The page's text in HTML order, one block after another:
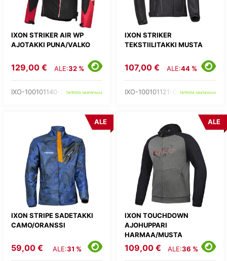
IXON STRIKER AIR WP
AJOTAKKI PUNA/VALKO
129,00 € ALE:32 %
IXO-100101140-27-tarkista saatavuus
IXON STRIKER
TEKSTIILITAKKI MUSTA
107,00 € ALE:44 %
IXO-100101121-01-tarkista saatavuus
IXON STRIPE SADETAKKI
CAMO/ORANSSI
ALE
59,00 € ALE:31 %
IXON TOUCHDOWN
AJOHUPPARI
HARMAA/MUSTA
ALE
109,00 € ALE:36 %